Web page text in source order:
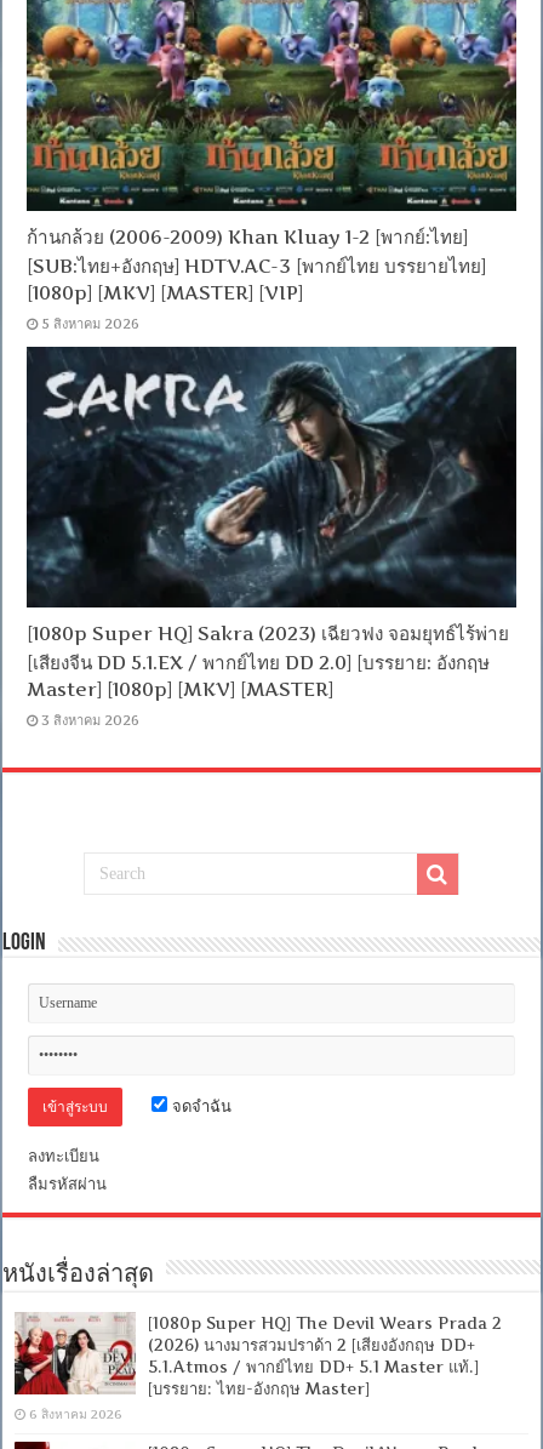
ก้านกล้วย (2006-2009) Khan Kluay 1-2 [พากย์:ไทย]
[SUB:ไทย+อังกฤษ] HDTV.AC-3 [พากย์ไทย บรรยายไทย]
[1080p] [MKV] [MASTER] [VIP]
5 สิงหาคม 2026
[1080p Super HQ] Sakra (2023) เฉียวฟง จอมยุทธ์ไร้พ่าย
[เสียงจีน DD 5.1.EX / พากย์ไทย DD 2.0] [บรรยาย: อังกฤษ
Master] [1080p] [MKV] [MASTER]
3 สิงหาคม 2026
Login
จดจำฉัน
ลงทะเบียน
ลืมรหัสผ่าน
หนังเรื่องล่าสุด
[1080p Super HQ] The Devil Wears Prada 2
(2026) นางมารสวมปราด้า 2 [เสียงอังกฤษ DD+
5.1.Atmos / พากย์ไทย DD+ 5.1 Master แท้.]
[บรรยาย: ไทย-อังกฤษ Master]
6 สิงหาคม 2026